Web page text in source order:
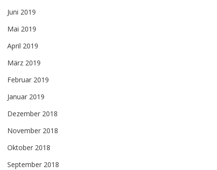
Juni 2019
Mai 2019
April 2019
März 2019
Februar 2019
Januar 2019
Dezember 2018
November 2018
Oktober 2018
September 2018